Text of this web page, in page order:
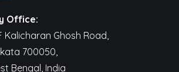
Office:
Kalicharan Ghosh Road,
700050,
Bengal, India